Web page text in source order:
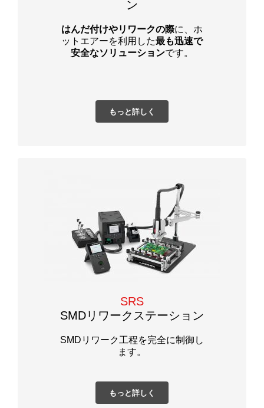
ン
はんだ付けやリワークの際に、ホ
ットエアーを利用した最も迅速で
安全なソリューションです。
もっと詳しく
SRS
SMDリワークステーション
SMDリワーク工程を完全に制御し
ます。
もっと詳しく